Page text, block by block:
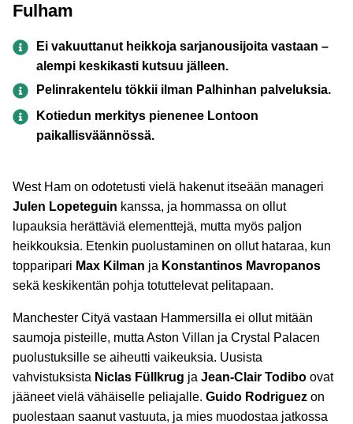
Fulham
Ei vakuuttanut heikkoja sarjanousijoita vastaan –
alempi keskikasti kutsuu jälleen.
Pelinrakentelu tökkii ilman Palhinhan palveluksia.
Kotiedun merkitys pienenee Lontoon
paikallisväännössä.
West Ham on odotetusti vielä hakenut itseään manageri
Julen Lopeteguin kanssa, ja hommassa on ollut
lupauksia herättäviä elementtejä, mutta myös paljon
heikkouksia. Etenkin puolustaminen on ollut hataraa, kun
topparipari Max Kilman ja Konstantinos Mavropanos
sekä keskikentän pohja totuttelevat pelitapaan.
Manchester Cityä vastaan Hammersilla ei ollut mitään
saumoja pisteille, mutta Aston Villan ja Crystal Palacen
puolustuksille se aiheutti vaikeuksia. Uusista
vahvistuksista Niclas Füllkrug ja Jean-Clair Todibo ovat
jääneet vielä vähäiselle peliajalle. Guido Rodriguez on
puolestaan saanut vastuuta, ja mies muodostaa jatkossa